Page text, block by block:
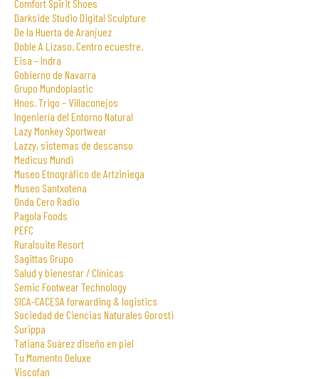
Comfort Spirit Shoes
Darkside Studio Digital Sculpture
De la Huerta de Aranjuez
Doble A Lizaso. Centro ecuestre.
Eisa – Indra
Gobierno de Navarra
Grupo Mundoplastic
Hnos. Trigo – Villaconejos
Ingeniería del Entorno Natural
Lazy Monkey Sportwear
Lazzy, sistemas de descanso
Medicus Mundi
Museo Etnográfico de Artziniega
Museo Santxotena
Onda Cero Radio
Pagola Foods
PEFC
Ruralsuite Resort
Sagittas Grupo
Salud y bienestar / Clínicas
Semic Footwear Technology
SICA-CACESA forwarding & logistics
Sociedad de Ciencias Naturales Gorosti
Surippa
Tatiana Suárez diseño en piel
Tu Momento Deluxe
Viscofan